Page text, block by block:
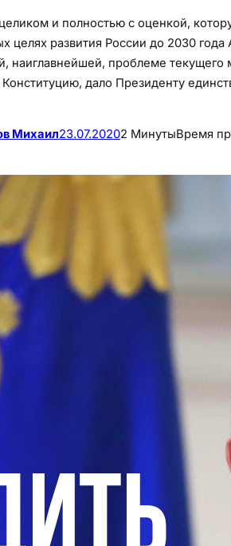
и полностью с оценкой,
целях развития России до 2030
наиглавнейшей, проблеме
дало Президенту
Михаил23.07.20202 МинутыВремя